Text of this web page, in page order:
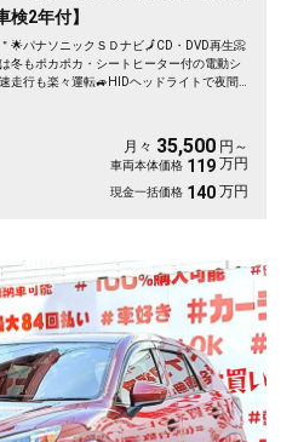
2年付】
🌟パナソニックＳＤナビ🗾CD・DVD再生📀
冬もポカポカ・シートヒーター付の電動シ
走行も楽々運転🚙HIDヘッドライトで夜間
月々 35,500 円～
車両本体価格 119 万円
現金一括価格 140 万円